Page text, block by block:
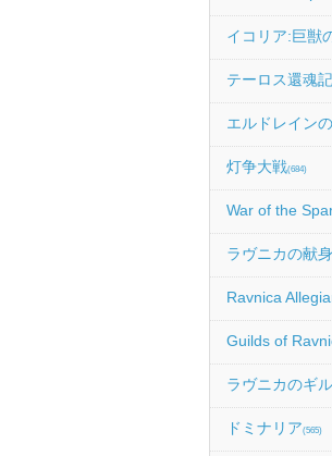
イコリア:巨獣
テーロス還魂記
エルドレイン
灯争大戦(684)
War of the
ラヴニカの献身
Ravnica
Guilds of
ラヴニカのギ
ドミナリア(565)